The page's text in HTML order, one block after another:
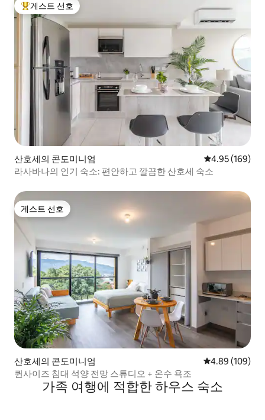
상위 게스트 선호
게스트 선호
산호세의 콘도미니엄 평점 4.95점(5
4.95 (169)
라사바나의 인기 숙소: 편안하고 깔끔한 산호세 숙소
게스트 선호
게스트 선호
산호세의 콘도미니엄 평점 4.89점(5
4.89 (109)
퀸사이즈 침대 석양 전망 스튜디오 + 온수 욕조
가족 여행에 적합한 하우스 숙소